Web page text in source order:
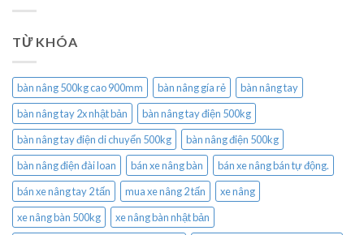
TỪ KHÓA
bàn nâng 500kg cao 900mm bàn nâng gía rẻ
bàn nâng tay
bàn nâng tay 2x nhật bản
bàn nâng tay điện 500kg
bàn nâng tay điện di chuyển 500kg
bàn nâng điện 500kg
bàn nâng điện đài loan
bán xe nâng bàn
bán xe nâng bán tự động.
bán xe nâng tay 2 tấn
mua xe nâng 2 tấn
xe nâng
xe nâng bàn 500kg
xe nâng bàn nhật bản